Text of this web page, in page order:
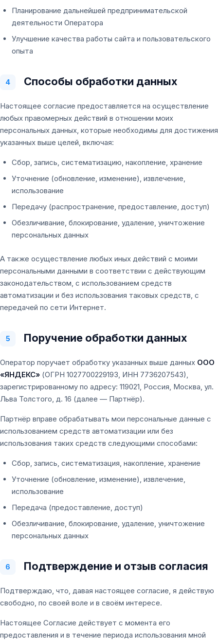
Планирование дальнейшей предпринимательской
деятельности Оператора
Улучшение качества работы сайта и пользовательского
опыта
4 Способы обработки данных
Настоящее согласие предоставляется на осуществление
любых правомерных действий в отношении моих
персональных данных, которые необходимы для достижения
указанных выше целей, включая:
Сбор, запись, систематизацию, накопление, хранение
Уточнение (обновление, изменение), извлечение,
использование
Передачу (распространение, предоставление, доступ)
Обезличивание, блокирование, удаление, уничтожение
персональных данных
А также осуществление любых иных действий с моими
персональными данными в соответствии с действующим
законодательством, с использованием средств
автоматизации и без использования таковых средств, с
передачей по сети Интернет.
5 Поручение обработки данных
Оператор поручает обработку указанных выше данных ООО
«ЯНДЕКС» (ОГРН 1027700229193, ИНН 7736207543),
зарегистрированному по адресу: 119021, Россия, Москва, ул.
Льва Толстого, д. 16 (далее — Партнёр).
Партнёр вправе обрабатывать мои персональные данные с
использованием средств автоматизации или без
использования таких средств следующими способами:
Сбор, запись, систематизация, накопление, хранение
Уточнение (обновление, изменение), извлечение,
использование
Передача (предоставление, доступ)
Обезличивание, блокирование, удаление, уничтожение
персональных данных
6 Подтверждение и отзыв согласия
Подтверждаю, что, давая настоящее согласие, я действую
свободно, по своей воле и в своём интересе.
Настоящее Согласие действует с момента его
предоставления и в течение периода использования мной